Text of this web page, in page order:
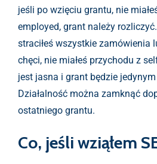
jeśli po wzięciu grantu, nie
employed, grant należy
straciłeś wszystkie zamówienia
chęci, nie miałeś przychodu z
jest jasna i grant będzie
Działalność można zamknąć
ostatniego grantu.
Co, jeśli wziąłem